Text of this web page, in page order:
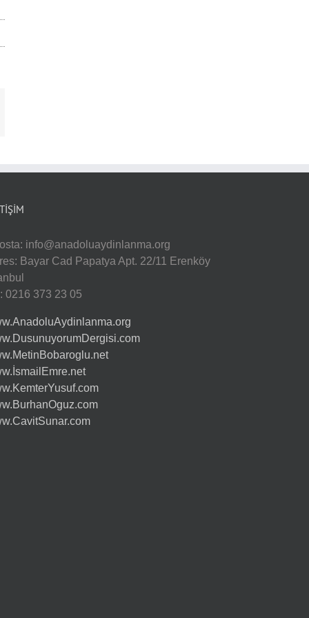
info@anadoluaydinlanma.org
Bayar Cad Papatya Apt. 22/11 Erenköy
0216 373 23 05